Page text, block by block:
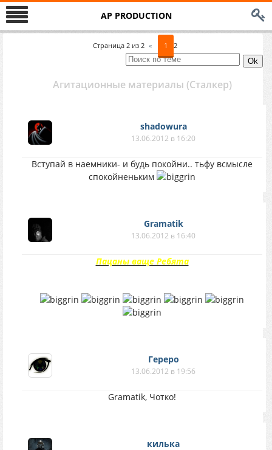
AP PRODUCTION
Страница 2 из 2 « 1 2
Агитационные материалы (Сталкер)
shadowura
13.06.2012 в 16:20
Вступай в наемники- и будь покойни.. тьфу всмысле
спокойненьким
Gramatik
13.06.2012 в 16:40
Пацаны ваще Ребята
Гереро
13.06.2012 в 19:56
Gramatik, Чотко!
килька